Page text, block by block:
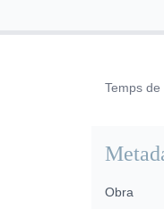
Temps de
Obra